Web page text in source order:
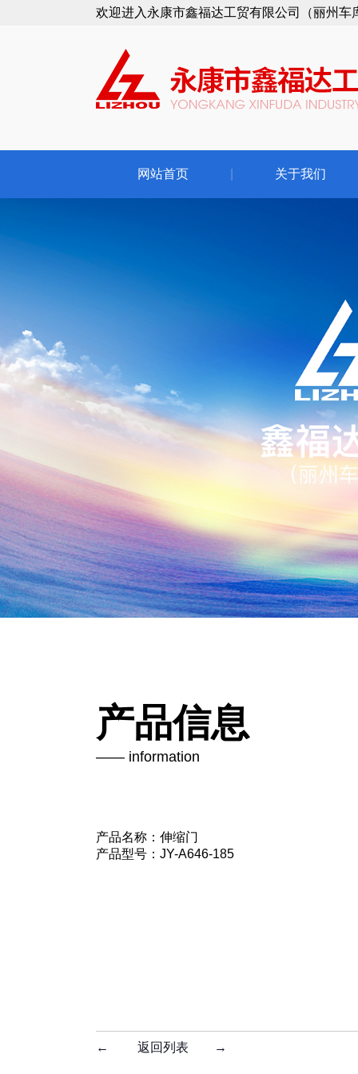
欢迎进入永康市鑫福达工贸有限公司（丽州车
网站首页 关于我们
产品信息
—— information
产品名称：伸缩门
产品型号：JY-A646-185
← 返回列表 →